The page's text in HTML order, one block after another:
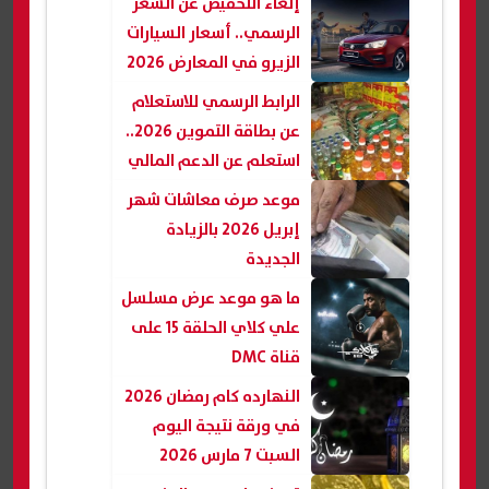
الرسمي.. أسعار السيارات
الزيرو في المعارض 2026
الرابط الرسمي للاستعلام
عن بطاقة التموين 2026..
استعلم عن الدعم المالي
موعد صرف معاشات شهر
إبريل 2026 بالزيادة
الجديدة
ما هو موعد عرض مسلسل
علي كلاي الحلقة 15 على
قناة DMC
النهارده كام رمضان 2026
في ورقة نتيجة اليوم
السبت 7 مارس 2026